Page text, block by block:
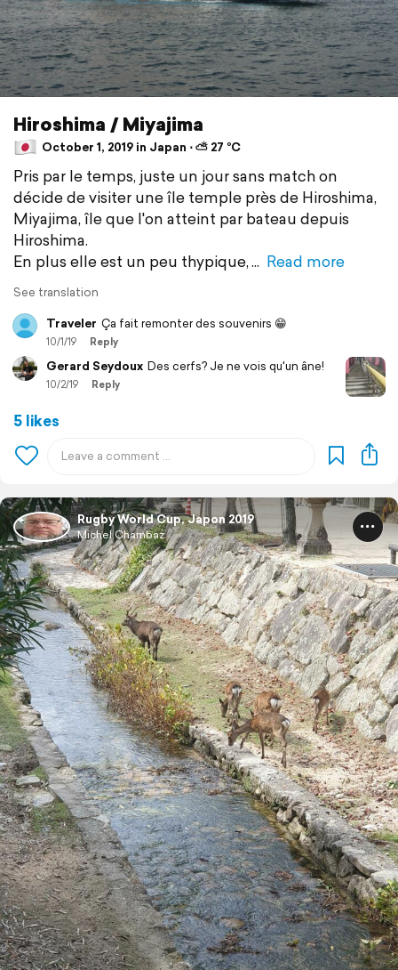
Hiroshima / Miyajima
October 1, 2019 in Japan ⋅ ⛅ 27 °C
Pris par le temps, juste un jour sans match on
décide de visiter une île temple près de Hiroshima,
Miyajima, île que l'on atteint par bateau depuis
Hiroshima.
En plus elle est un peu thypique,
Read more
See translation
Traveler Ça fait remonter des souvenirs 😁
10/1/19 Reply
Gerard Seydoux Des cerfs? Je ne vois qu'un âne!
10/2/19 Reply
5 likes
Rugby World Cup, Japon 2019
Michel Chambaz